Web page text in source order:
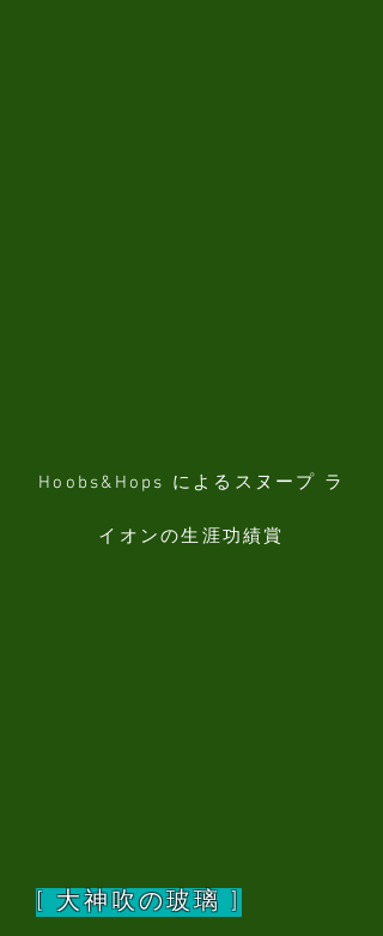
Hoobs&Hops によるスヌープ ラ
イオンの生涯功績賞
[ 大神吹の玻璃 ]